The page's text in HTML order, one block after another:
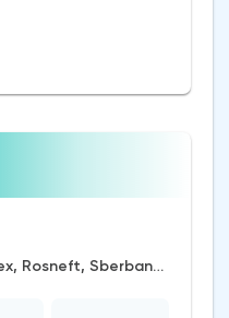
Gazprom, Lukoil, MOEX Index, Rosneft, Sberbank (MOEX), CNY/RUB, AUD/USD, EUR/RUB, EUR/USD, GBP/USD, USD/CAD, USD/CHF, USD/JPY, USD/RUB, CAD/CHF, EUR/AUD, GBP/AUD, USD/MXN, AUD/NZD, AUD/CHF, EUR/JPY, EUR/CAD, GBP/JPY, NZD/JPY, AUD/JPY, NZD/USD, GBP/CAD, Dash/USD, Cardano/USD, BitcoinCash/USD, Litecoin/USD, Tron/USD, Ethereum/USD, Bitcoin/USD, XRP/USD, RTS, US Dollar Index, S&P 500, Brent Crude Oil, WTI Crude Oil, Natural Gas, Silver, Gold, Platinum, Dogecoin, Binance Coin, Polkadot, Uniswap, Chainlink, Solana, Avalanche